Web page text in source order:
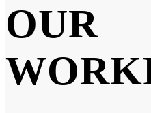
OUR